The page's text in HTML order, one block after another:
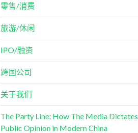
零售/消费
旅游/休闲
IPO/融资
跨国公司
关于我们
The Party Line: How The Media Dictates
Public Opinion in Modern China